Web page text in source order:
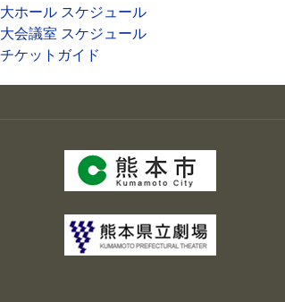
大ホール スケジュール
大会議室 スケジュール
チケットガイド
ステージビュー
大会議室（小ホール）
展示ロビー
レストラン・カフェ